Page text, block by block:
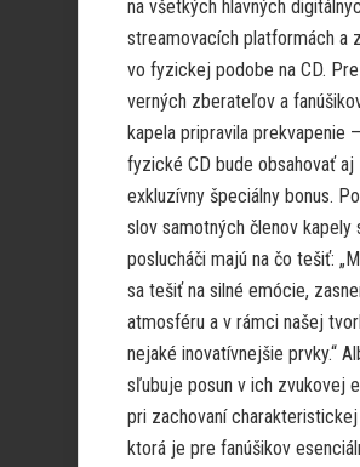
na všetkých hlavných
streamovacích platformách a
vo fyzickej podobe na CD. Pre
verných zberateľov a
kapela pripravila prekvapenie –
fyzické CD bude obsahovať aj
exkluzívny špeciálny bonus.
slov samotných členov kapely
poslucháči majú na čo tešiť:
sa tešiť na silné emócie,
atmosféru a v rámci našej
nejaké inovatívnejšie prvky.“
sľubuje posun v ich zvukovej
pri zachovaní charakteristickej
ktorá je pre fanúšikov